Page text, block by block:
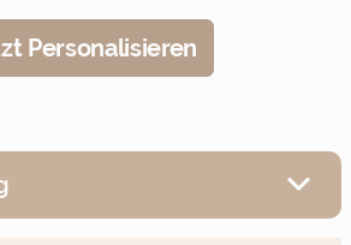
Personalisieren